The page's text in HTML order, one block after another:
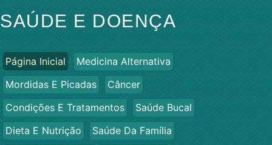
SAÚDE E DOENÇA
Página Inicial
Medicina Alternativa
Mordidas E Picadas
Câncer
Condições E Tratamentos
Saúde Bucal
Dieta E Nutrição
Saúde Da Família